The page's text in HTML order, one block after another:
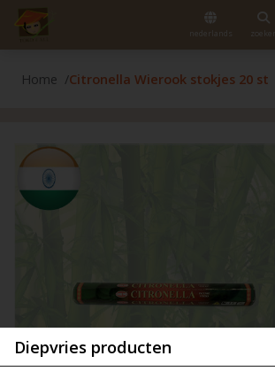
nederlands zoeken
Diepvries producten
Home Citronella Wierook stokjes 20 st